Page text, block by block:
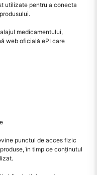
utilizate pentru a conecta
medicamentului,
web oficială ePI care
punctul de acces fizic
în timp ce conținutul